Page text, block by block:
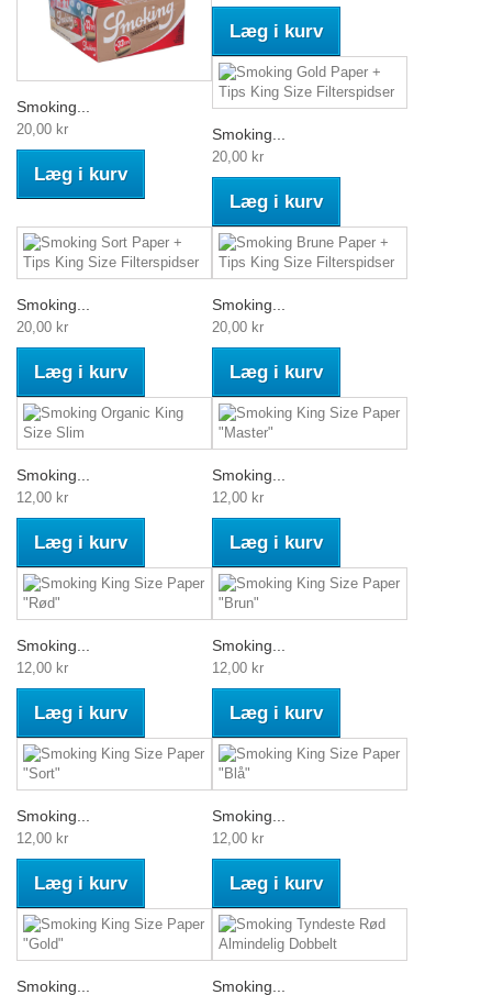
Smoking...
20,00 kr
Læg i kurv
Læg i kurv
Smoking...
20,00 kr
Læg i kurv
Smoking...
20,00 kr
Læg i kurv
Smoking...
20,00 kr
Læg i kurv
Smoking...
12,00 kr
Læg i kurv
Smoking...
12,00 kr
Læg i kurv
Smoking...
12,00 kr
Læg i kurv
Smoking...
12,00 kr
Læg i kurv
Smoking...
12,00 kr
Læg i kurv
Smoking...
12,00 kr
Læg i kurv
Smoking... Smoking...